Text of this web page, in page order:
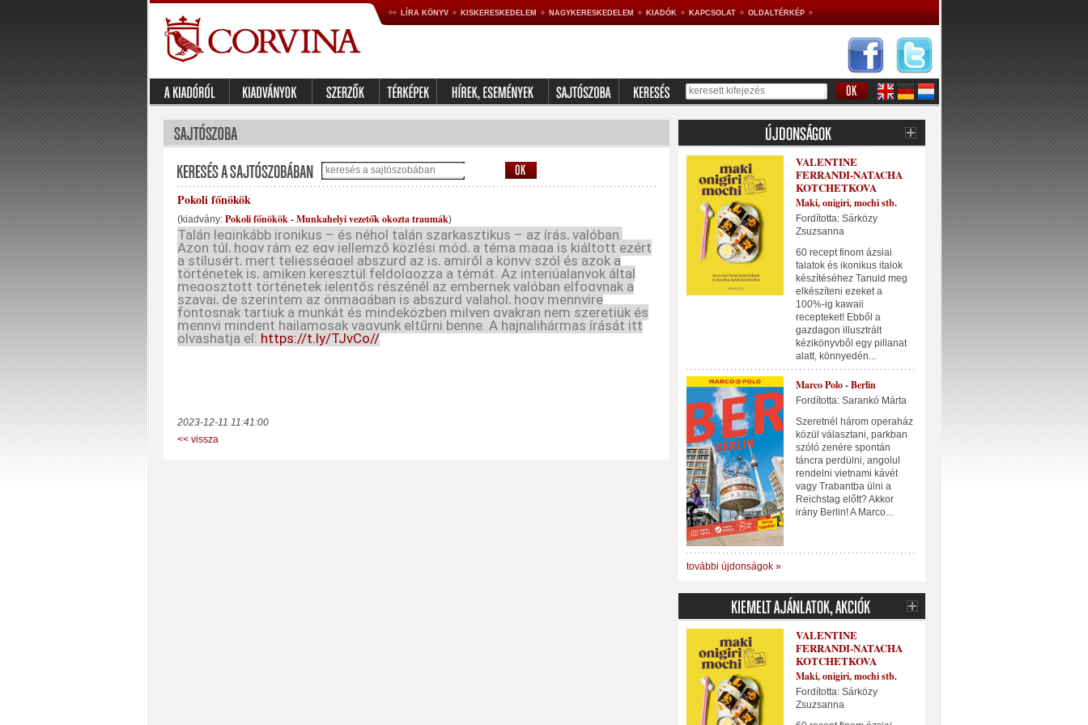
LÍRA KÖNYV KISKERESKEDELEM NAGYKERESKEDELEM KIADÓK KAPCSOLAT OLDALTÉRKÉP
Pokoli főnökök
(kiadvány: Pokoli főnökök - Munkahelyi vezetők okozta traumák)
Talán leginkább ironikus – és néhol talán szarkasztikus – az írás, valóban.
Azon túl, hogy rám ez egy jellemző közlési mód, a téma maga is kiáltott ezért
a stílusért, mert teljességgel abszurd az is, amiről a könyv szól és azok a
történetek is, amiken keresztül feldolgozza a témát. Az interjúalanyok által
megosztott történetek jelentős részénél az embernek valóban elfogynak a
szavai, de szerintem az önmagában is abszurd valahol, hogy mennyire
fontosnak tartjuk a munkát és mindeközben milyen gyakran nem szeretjük és
mennyi mindent hajlamosak vagyunk eltűrni benne. A hajnalihármas írását itt
olvashatja el: https://t.ly/TJvCo//
2023-12-11 11:41:00
<< vissza
VALENTINE
FERRANDI-NATACHA
KOTCHETKOVA
Maki, onigiri, mochi stb.
Fordította: Sárközy
Zsuzsanna
60 recept finom ázsiai
falatok és ikonikus italok
készítéséhez Tanuld meg
elkészíteni ezeket a
100%-ig kawaii
recepteket! Ebből a
gazdagon illusztrált
kézikönyvből egy pillanat
alatt, könnyedén...
Marco Polo - Berlin
Fordította: Sarankó Márta
Szeretnél három operaház
közül választani, parkban
szóló zenére spontán
táncra perdülni, angolul
rendelni vietnami kávét
vagy Trabantba ülni a
Reichstag előtt? Akkor
irány Berlin! A Marco...
további újdonságok »
VALENTINE
FERRANDI-NATACHA
KOTCHETKOVA
Maki, onigiri, mochi stb.
Fordította: Sárközy
Zsuzsanna